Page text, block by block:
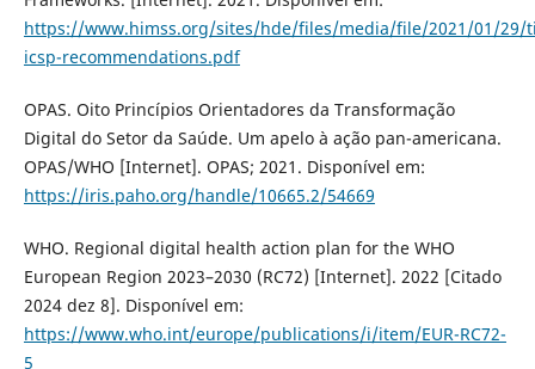
https://www.himss.org/sites/hde/files/media/file/2021/01/29/
icsp-recommendations.pdf
OPAS. Oito Princípios Orientadores da Transformação
Digital do Setor da Saúde. Um apelo à ação pan-americana.
OPAS/WHO [Internet]. OPAS; 2021. Disponível em:
https://iris.paho.org/handle/10665.2/54669
WHO. Regional digital health action plan for the WHO
European Region 2023–2030 (RC72) [Internet]. 2022 [Citado
2024 dez 8]. Disponível em:
https://www.who.int/europe/publications/i/item/EUR-RC72-
5